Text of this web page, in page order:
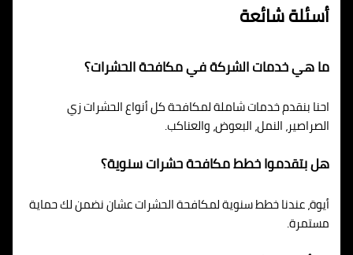
أسئلة شائعة
ما هي خدمات الشركة في مكافحة الحشرات؟
احنا بنقدم خدمات شاملة لمكافحة كل أنواع الحشرات زي
الصراصير، النمل، البعوض، والعناكب.
هل بتقدموا خطط مكافحة حشرات سنوية؟
أيوة، عندنا خطط سنوية لمكافحة الحشرات عشان نضمن لك حماية
مستمرة.